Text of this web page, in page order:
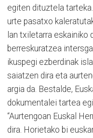
egiten dituztela
urte pasatxo
lan txiletarra eskainiko
berreskuratzea
ikuspegi ezberdinak
saiatzen dira eta
argia da. Bestalde,
dokumentalei tartea
“Aurtengoan Euskal
dira. Horietako bi